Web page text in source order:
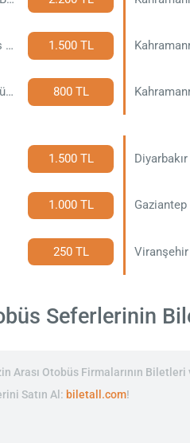
Kahramanmaraş - Konya Otobüs Bileti 1.500 TL
Kahramanmaraş - Malatya Otobüs Bileti 800 TL
1.500 TL
1.000 TL
250 TL
Seferlerinin
Arası Otobüs Firmalarının Biletleri
Satın Al: biletall.com!